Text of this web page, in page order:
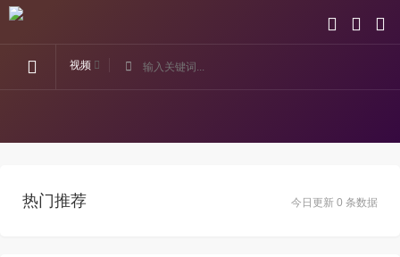
视频
今日更新 0 条数据
热门推荐